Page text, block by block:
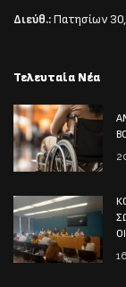
Διεύθ.:Πατησίων
Τελευταία Νέα